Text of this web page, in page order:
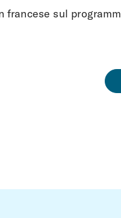
francese sul